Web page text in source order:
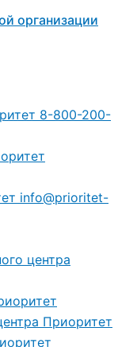
организации
8-800-200-
info@prioritet-